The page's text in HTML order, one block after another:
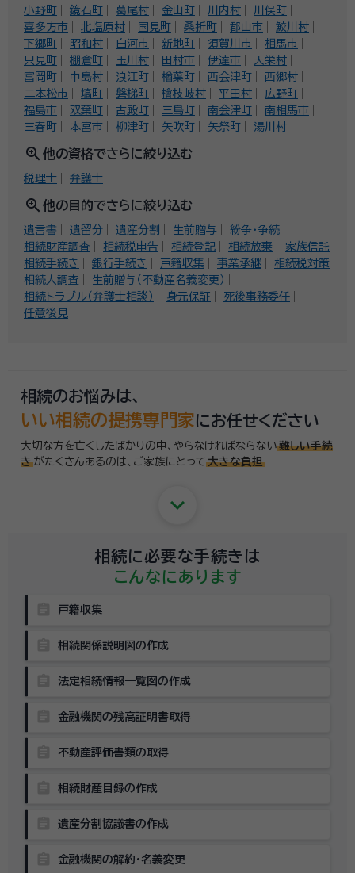
小野町
鏡石町 葛尾村 金山町 川内村
川俣町
喜多方市
北塩原村 国見町 桑折町 郡山市
鮫川村
下郷町
昭和村 白河市 新地町 須賀川市
相馬市
只見町
棚倉町 玉川村 田村市 伊達市
天栄村
富岡町
中島村 浪江町 楢葉町 西会津町
西郷村
二本松市
塙町 磐梯町 檜枝岐村 平田村
広野町
福島市
双葉町 古殿町 三島町 南会津町
南相馬市
三春町
本宮市 柳津町 矢吹町 矢祭町 湯川村
zoom_in 他の資格でさらに絞り込む
税理士 弁護士
zoom_in 他の目的でさらに絞り込む
遺言書 遺留分 遺産分割 生前贈与
紛争・争続
相続財産調査
相続税申告 相続登記 相続放棄
家族信託
相続手続き
銀行手続き 戸籍収集 事業承継
相続税対策
相続人調査
生前贈与（不動産名義変更）
相続トラブル（弁護士相談）
身元保証
死後事務委任
任意後見
相続のお悩みは、
いい相続の提携専門家にお任せください
大切な方を亡くしたばかりの中、やらなければならない 難しい手続
き がたくさんあるのは、 ご家族にとって 大きな負担
keyboard_arrow_down
相続に必要な手続きは
こんなにあります
戸籍収集
相続関係説明図の作成
法定相続情報一覧図の作成
金融機関の残高証明書取得
不動産評価書類の取得
相続財産目録の作成
遺産分割協議書の作成
金融機関の解約・名義変更